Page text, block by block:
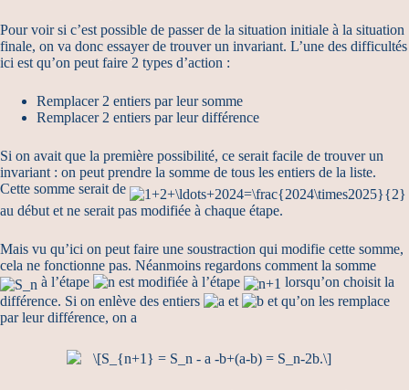
Pour voir si c’est possible de passer de la situation initiale à la situation
finale, on va donc essayer de trouver un invariant. L’une des difficultés
ici est qu’on peut faire 2 types d’action :
Remplacer 2 entiers par leur somme
Remplacer 2 entiers par leur différence
Si on avait que la première possibilité, ce serait facile de trouver un
invariant : on peut prendre la somme de tous les entiers de la liste.
Cette somme serait de
au début et ne serait pas modifiée à chaque étape.
Mais vu qu’ici on peut faire une soustraction qui modifie cette somme,
cela ne fonctionne pas. Néanmoins regardons comment la somme
à l’étape
est modifiée à l’étape
lorsqu’on choisit la
différence. Si on enlève des entiers
et
et qu’on les remplace
par leur différence, on a